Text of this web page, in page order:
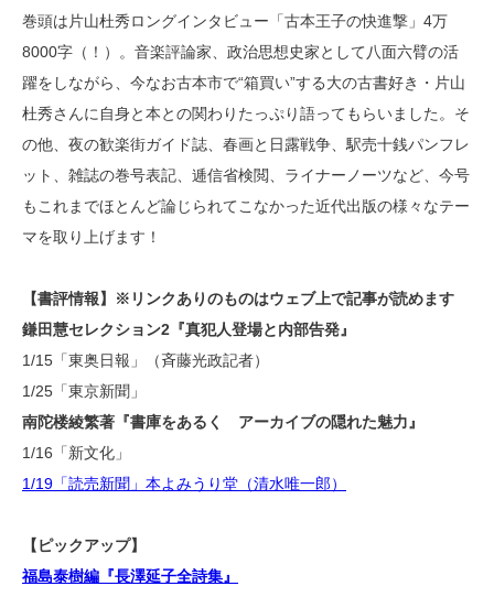
巻頭は片山杜秀ロングインタビュー「古本王子の快進撃」4万
8000字（！）。音楽評論家、政治思想史家として八面六臂の活
躍をしながら、今なお古本市で“箱買い”する大の古書好き・片山
杜秀さんに自身と本との関わりたっぷり語ってもらいました。そ
の他、夜の歓楽街ガイド誌、春画と日露戦争、駅売十銭パンフレ
ット、雑誌の巻号表記、逓信省検閲、ライナーノーツなど、今号
もこれまでほとんど論じられてこなかった近代出版の様々なテー
マを取り上げます！
【書評情報】※リンクありのものはウェブ上で記事が読めます
鎌田慧セレクション2『真犯人登場と内部告発』
1/15「東奥日報」（斉藤光政記者）
1/25「東京新聞」
南陀楼綾繁著『書庫をあるく アーカイブの隠れた魅力』
1/16「新文化」
1/19「読売新聞」本よみうり堂（清水唯一郎）
【ピックアップ】
福島泰樹編『長澤延子全詩集』